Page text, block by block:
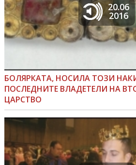
20.06
2016
БОЛЯРКАТА, НОСИЛА ТОЗИ
ПОСЛЕДНИТЕ ВЛАДЕТЕЛИ НА
ЦАРСТВО